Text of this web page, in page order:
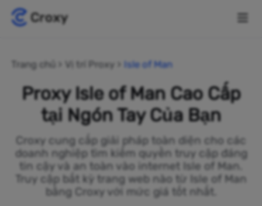
Trang chủ Vị trí Proxy Isle of Man
Proxy Isle of Man Cao Cấp
tại Ngón Tay Của Bạn
Croxy cung cấp giải pháp toàn diện cho các
doanh nghiệp tìm kiếm quyền truy cập đáng
tin cậy và an toàn vào internet Isle of Man.
Truy cập bất kỳ trang web nào từ Isle of Man
bằng Croxy với mức giá tốt nhất.